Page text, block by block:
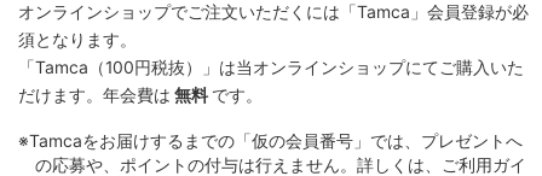
オンラインショップでご注⽂いただくには「Tamca」会員登録が必
須となります。
「Tamca （100円税抜）
」は当オンラインショップにてご購⼊いた
だけます。 年会費は 無料 です。
※Tamcaをお届けするまでの「仮の会員番号」では、プレゼントへ
の応募や、ポイントの付与は⾏えません。詳しくは、ご利⽤ガイ